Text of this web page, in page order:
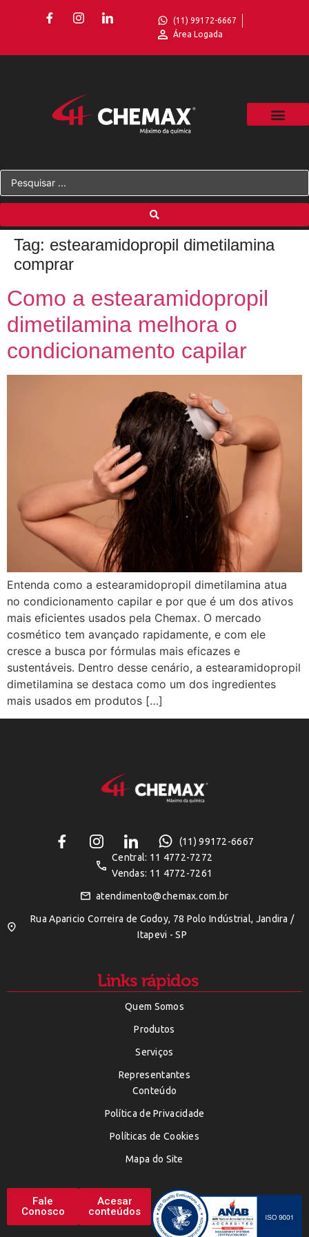
(11) 99172-6667
Área Logada
Tag: estearamidopropil dimetilamina
comprar
Como a estearamidopropil
dimetilamina melhora o
condicionamento capilar
Entenda como a estearamidopropil dimetilamina atua
no condicionamento capilar e por que é um dos ativos
mais eficientes usados pela Chemax. O mercado
cosmético tem avançado rapidamente, e com ele
cresce a busca por fórmulas mais eficazes e
sustentáveis. Dentro desse cenário, a estearamidopropil
dimetilamina se destaca como um dos ingredientes
mais usados em produtos […]
(11) 99172-6667
Central: 11 4772-7272
Vendas: 11 4772-7261
atendimento@chemax.com.br
Rua Aparicio Correira de Godoy, 78 Polo Indústrial, Jandira /
Itapevi - SP
Links rápidos
Quem Somos
Produtos
Serviços
Representantes
Conteúdo
Política de Privacidade
Políticas de Cookies
Mapa do Site
Fale
Conosco
Acesar
conteúdos